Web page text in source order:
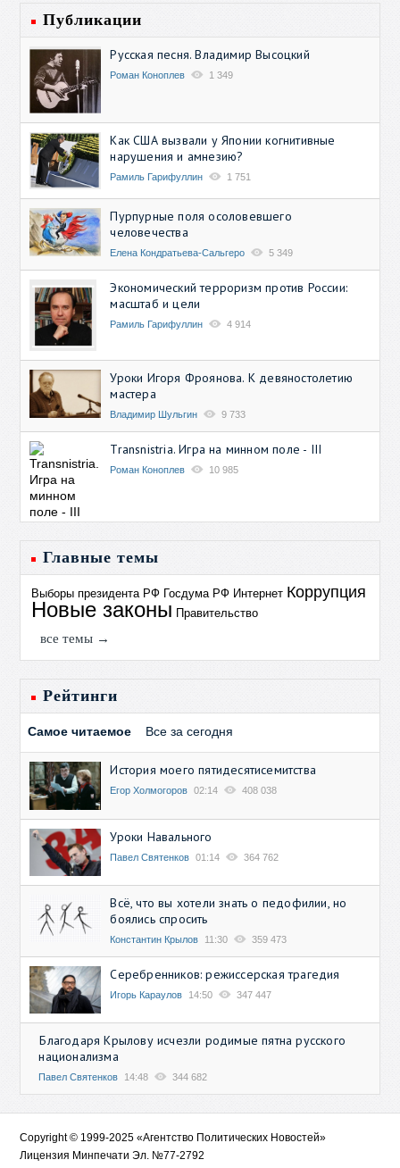
Публикации
Русская песня. Владимир Высоцкий
Роман Коноплев 1 349
Как США вызвали у Японии когнитивные
нарушения и амнезию?
Рамиль Гарифуллин 1 751
Пурпурные поля осоловевшего
человечества
Елена Кондратьева-Сальгеро 5 349
Экономический терроризм против России:
масштаб и цели
Рамиль Гарифуллин 4 914
Уроки Игоря Фроянова. К девяностолетию
мастера
Владимир Шульгин 9 733
Transnistria. Игра на минном поле - III
Роман Коноплев 10 985
Главные темы
Выборы президента РФ Госдума РФ Интернет Коррупция
Новые законы Правительство
все темы →
Рейтинги
Самое читаемое Все за сегодня
История моего пятидесятисемитства
Егор Холмогоров 02:14 408 038
Уроки Навального
Павел Святенков 01:14 364 762
Всё, что вы хотели знать о педофилии, но
боялись спросить
Константин Крылов 11:30 359 473
Серебренников: режиссерская трагедия
Игорь Караулов 14:50 347 447
Благодаря Крылову исчезли родимые пятна русского
национализма
Павел Святенков 14:48 344 682
Copyright © 1999-2025 «Агентство Политических Новостей»
Лицензия Минпечати Эл. №77-2792